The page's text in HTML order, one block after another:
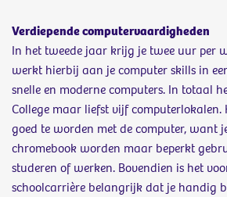
Verdiepende computervaardigheden
In het tweede jaar krijg je twee uur per
werkt hierbij aan je computer skills in
snelle en moderne computers. In totaal
College maar liefst vijf
goed te worden met de computer, want
chromebook worden maar beperkt
studeren of werken. Bovendien is het
schoolcarrière belangrijk dat je handig